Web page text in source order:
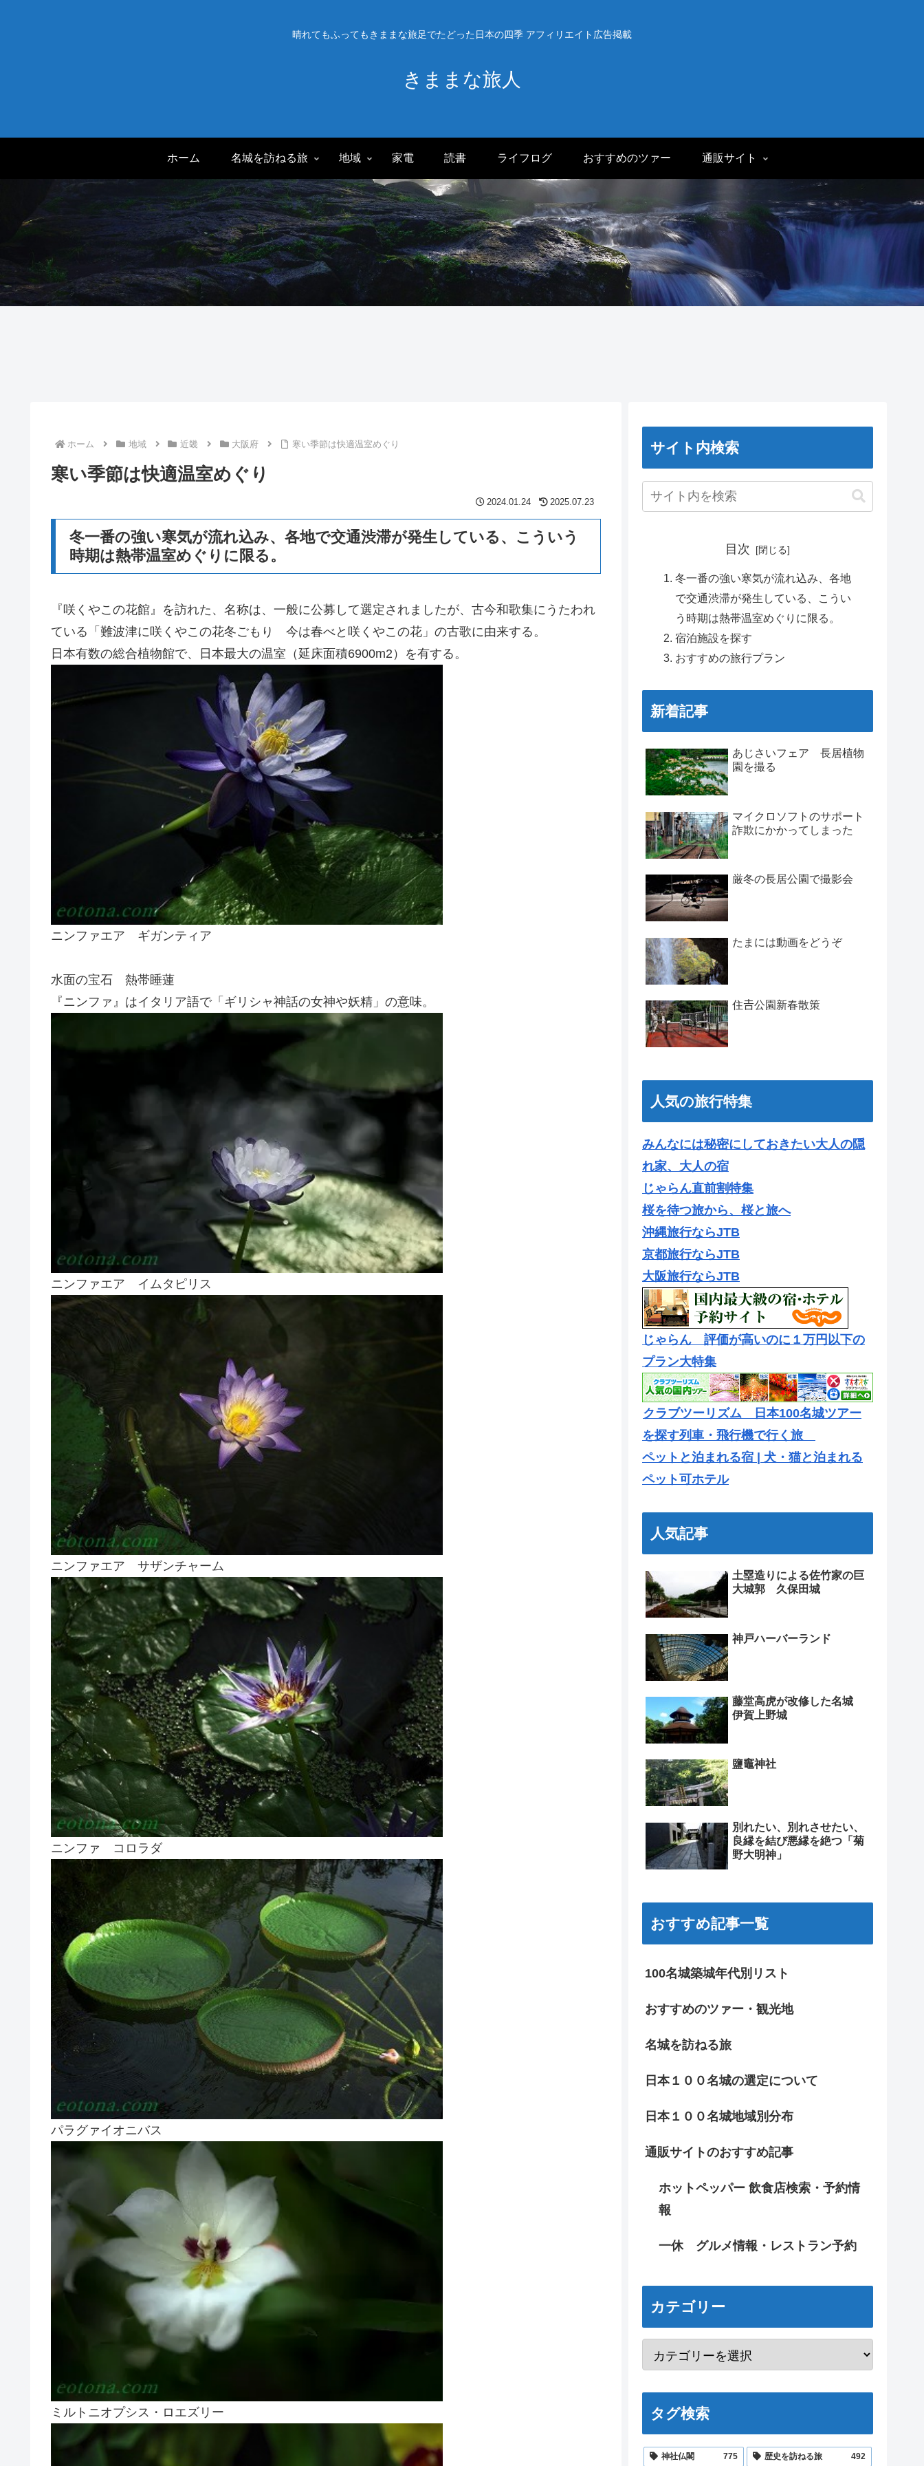
晴れてもふってもきままな旅足でたどった日本の四季 アフィリエイト広告掲載
きままな旅人
ホーム 名城を訪ねる旅 地域 家電 読書 ライフログ おすすめのツァー 通販サイト
ホーム 地域 近畿 大阪府 寒い季節は快適温室めぐり
寒い季節は快適温室めぐり
2024.01.24 2025.07.23
冬一番の強い寒気が流れ込み、各地で交通渋滞が発生している、こういう
時期は熱帯温室めぐりに限る。
『咲くやこの花館』を訪れた、名称は、一般に公募して選定されましたが、古今和歌集にうたわれ
ている「難波津に咲くやこの花冬ごもり 今は春べと咲くやこの花」の古歌に由来する。
日本有数の総合植物館で、日本最大の温室（延床面積6900m2）を有する。
ニンファエア ギガンティア
水面の宝石 熱帯睡蓮
『ニンファ』はイタリア語で「ギリシャ神話の女神や妖精」の意味。
ニンファエア イムタピリス
ニンファエア サザンチャーム
ニンファ コロラダ
パラグァイオニバス
ミルトニオプシス・ロエズリー
サイト内検索
目次
冬一番の強い寒気が流れ込み、各地
で交通渋滞が発生している、こうい
う時期は熱帯温室めぐりに限る。
宿泊施設を探す
おすすめの旅行プラン
新着記事
あじさいフェア 長居植物
園を撮る
マイクロソフトのサポート
詐欺にかかってしまった
厳冬の長居公園で撮影会
たまには動画をどうぞ
住𠮷公園新春散策
人気の旅行特集
みんなには秘密にしておきたい大人の隠
れ家、大人の宿
じゃらん直前割特集
桜を待つ旅から、桜と旅へ
沖縄旅行ならJTB
京都旅行ならJTB
大阪旅行ならJTB
じゃらん 評価が高いのに１万円以下の
プラン大特集
クラブツーリズム 日本100名城ツアー
を探す列車・飛行機で行く旅
ペットと泊まれる宿 | 犬・猫と泊まれる
ペット可ホテル
人気記事
土塁造りによる佐竹家の巨
大城郭 久保田城
神戸ハーバーランド
藤堂高虎が改修した名城
伊賀上野城
鹽竈神社
別れたい、別れさせたい、
良縁を結び悪縁を絶つ「菊
野大明神」
おすすめ記事一覧
100名城築城年代別リスト
おすすめのツァー・観光地
名城を訪ねる旅
日本１００名城の選定について
日本１００名城地域別分布
通販サイトのおすすめ記事
ホットペッパー 飲食店検索・予約情
報
一休 グルメ情報・レストラン予約
カテゴリー
タグ検索
神社仏閣 775 歴史を訪ねる旅 492